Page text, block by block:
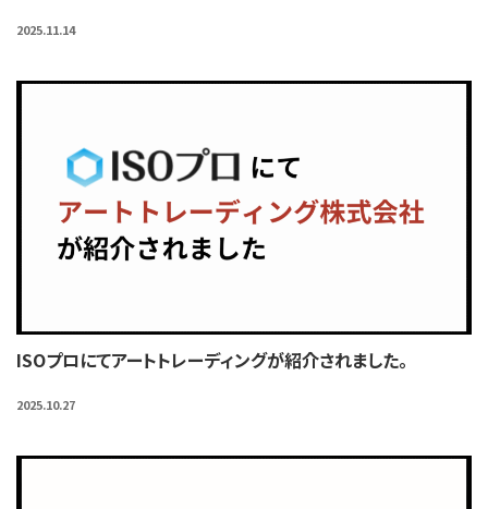
2025.11.14
ISOプロにてアートトレーディングが紹介されました。
2025.10.27